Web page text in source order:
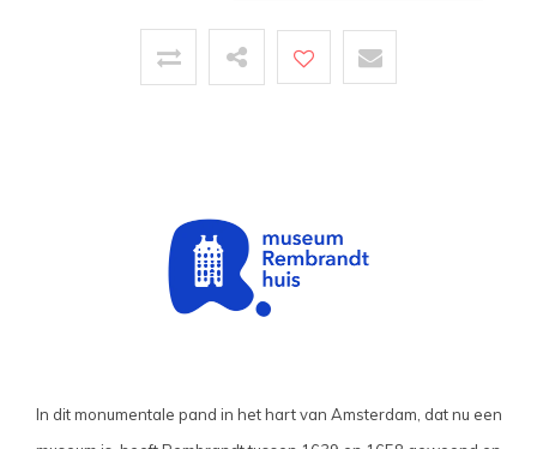
In dit monumentale pand in het hart van Amsterdam, dat nu een